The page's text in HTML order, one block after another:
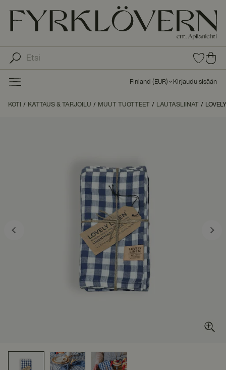
0
tuot
suo
0
tu
ot
a
Finland ( EUR) Kirjaudu sisään
KOTI KATTAUS & TARJOILU MUUT TUOTTEET LAUTASLIINAT